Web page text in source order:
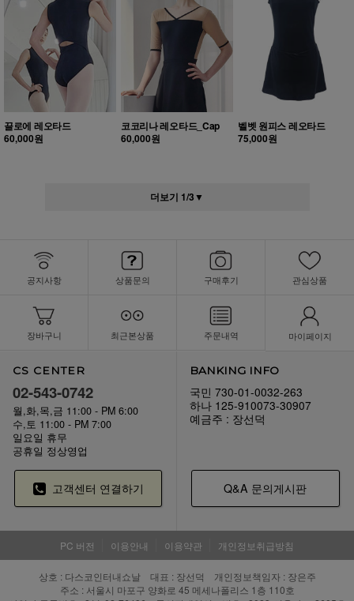
끌로에 레오타드
60,000원
코코리나 레오타드_Cap
60,000원
벨벳 원피스 레오타드
75,000원
더보기 1/3▼
공지사항 상품문의 구매후기 관심상품
장바구니 최근본상품 주문내역 마이페이지
CS CENTER
02-543-0742
월,화,목,금 11:00 - PM 6:00
수,토 11:00 - PM 7:00
일요일 휴무
공휴일 정상영업
BANKING INFO
국민 730-01-0032-263
하나 125-910073-30907
예금주 : 장선덕
고객센터 연결하기 Q&A 문의게시판
PC 버전 이용안내 이용약관 개인정보취급방침
상호 : 다스코인터내쇼날 대표 : 장선덕 개인정보책임자 : 장은주
주소 : 서울시 마포구 양화로 45 메세나폴리스 1층 110호